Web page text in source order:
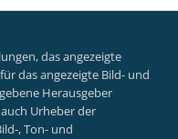
das angezeigte
das angezeigte Bild- und
Herausgeber
Urheber der
, Ton- und